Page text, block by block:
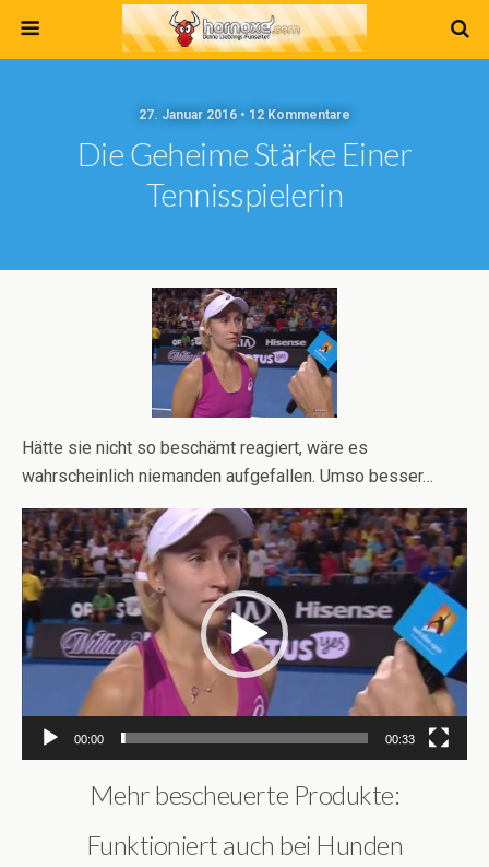
27. Januar 2016 • 12 Kommentare
Die Geheime Stärke Einer
Tennisspielerin
Hätte sie nicht so beschämt reagiert, wäre es
wahrscheinlich niemanden aufgefallen. Umso besser…
Video-
Player
00:00 00:33
Mehr bescheuerte Produkte:
Funktioniert auch bei Hunden